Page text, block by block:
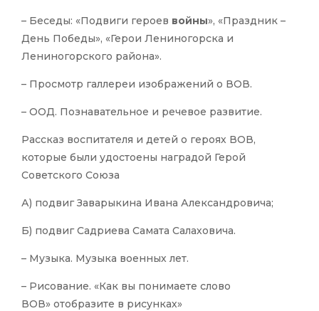
– Беседы: «Подвиги героев войны», «Праздник –
День Победы», «Герои Лениногорска и
Лениногорского района».
– Просмотр галлереи изображений о ВОВ.
– ООД. Познавательное и речевое развитие.
Рассказ воспитателя и детей о героях ВОВ,
которые были удостоены наградой Герой
Советского Союза
А) подвиг Заварыкина Ивана Александровича;
Б) подвиг Садриева Самата Салаховича.
– Музыка. Музыка военных лет.
– Рисование. «Как вы понимаете слово
ВОВ» отобразите в рисунках»